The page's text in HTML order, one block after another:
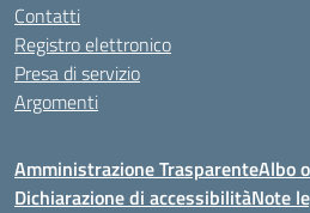
Contatti
Registro elettronico
Presa di servizio
Argomenti
Amministrazione TrasparenteAlbo
Dichiarazione di accessibilitàNote